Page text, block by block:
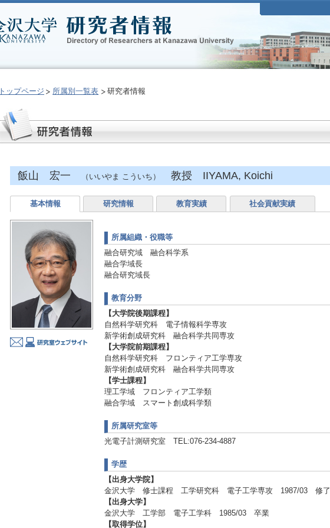
トップページ 所属別一覧表 研究者情報
飯山 宏一 （いいやま こういち） 教授 IIYAMA, Koichi
基本情報 研究情報 教育実績 社会貢献実績
所属組織・役職等
融合研究域 融合科学系
融合学域長
融合研究域長
教育分野
【大学院後期課程】
自然科学研究科 電子情報科学専攻
新学術創成研究科 融合科学共同専攻
【大学院前期課程】
自然科学研究科 フロンティア工学専攻
新学術創成研究科 融合科学共同専攻
【学士課程】
理工学域 フロンティア工学類
融合学域 スマート創成科学類
所属研究室等
光電子計測研究室 TEL:076-234-4887
学歴
【出身大学院】
金沢大学 修士課程 工学研究科 電子工学専攻 1987/03 修了
【出身大学】
金沢大学 工学部 電子工学科 1985/03 卒業
【取得学位】